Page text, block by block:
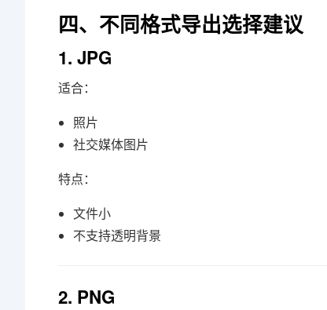
四、不同格式导出选择建议
1. JPG
适合：
照片
社交媒体图片
特点：
文件小
不支持透明背景
2. PNG